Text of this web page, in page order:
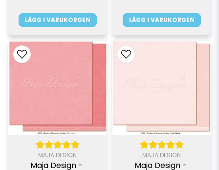
LÄGG I VARUKORGEN LÄGG I VARUKORGEN
MAJA DESIGN
Maja Design -
MAJA DESIGN
Maja Design -